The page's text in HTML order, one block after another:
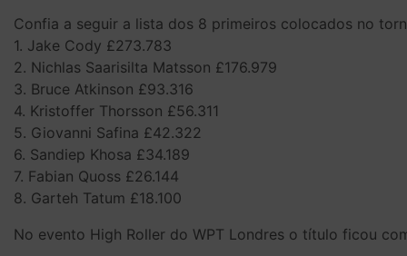
Confia a seguir a lista dos 8 primeiros colocados no
1. Jake Cody £273.783
2. Nichlas Saarisilta Matsson £176.979
3. Bruce Atkinson £93.316
4. Kristoffer Thorsson £56.311
5. Giovanni Safina £42.322
6. Sandiep Khosa £34.189
7. Fabian Quoss £26.144
8. Garteh Tatum £18.100
No evento High Roller do WPT Londres o título ficou